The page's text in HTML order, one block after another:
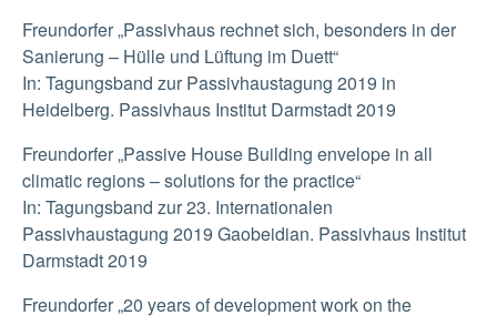
Freundorfer „Passivhaus rechnet sich, besonders in der
Sanierung – Hülle und Lüftung im Duett“
In: Tagungsband zur Passivhaustagung 2019 in
Heidelberg. Passivhaus Institut Darmstadt 2019
Freundorfer „Passive House Building envelope in all
climatic regions – solutions for the practice“
In: Tagungsband zur 23. Internationalen
Passivhaustagung 2019 Gaobeidian. Passivhaus Institut
Darmstadt 2019
Freundorfer „20 years of development work on the